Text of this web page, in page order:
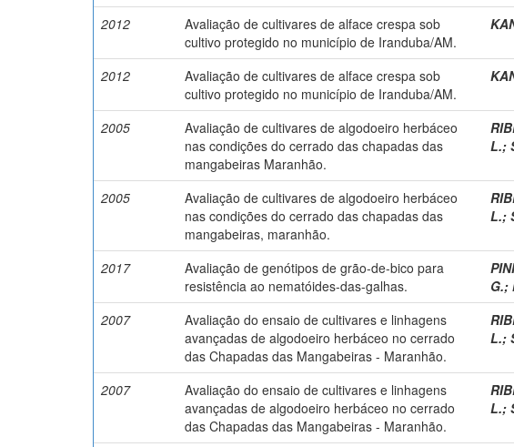
2012
Avaliação de cultivares de alface crespa sob
cultivo protegido no município de Iranduba/AM.
2012
Avaliação de cultivares de alface crespa sob
cultivo protegido no município de Iranduba/AM.
2005
Avaliação de cultivares de algodoeiro herbáceo
nas condições do cerrado das chapadas das
mangabeiras Maranhão.
L.;
2005
Avaliação de cultivares de algodoeiro herbáceo
nas condições do cerrado das chapadas das
mangabeiras, maranhão.
L.;
2017
Avaliação de genótipos de grão-de-bico para
resistência ao nematóides-das-galhas.
G.;
2007
Avaliação do ensaio de cultivares e linhagens
avançadas de algodoeiro herbáceo no cerrado
das Chapadas das Mangabeiras - Maranhão.
L.;
2007
Avaliação do ensaio de cultivares e linhagens
avançadas de algodoeiro herbáceo no cerrado
das Chapadas das Mangabeiras - Maranhão.
L.;